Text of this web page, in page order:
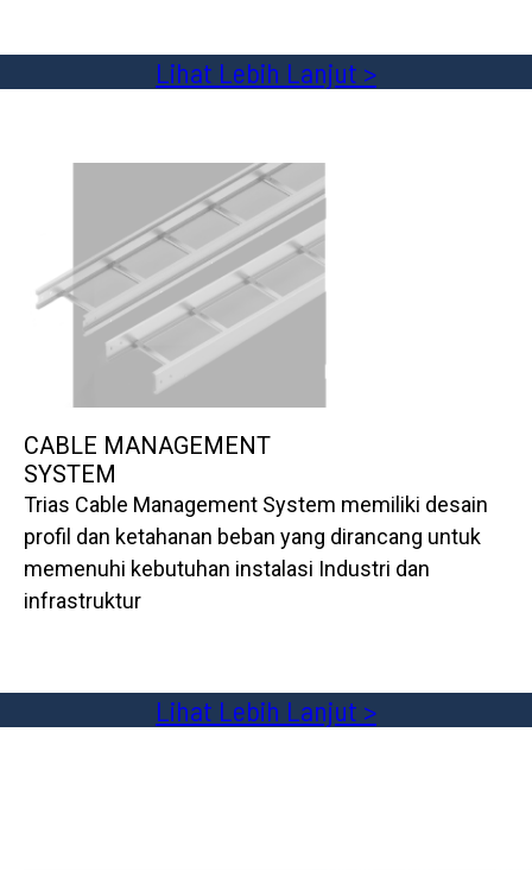
Lihat Lebih Lanjut >
CABLE MANAGEMENT
SYSTEM
Trias Cable Management System memiliki desain
profil dan ketahanan beban yang dirancang untuk
memenuhi kebutuhan instalasi Industri dan
infrastruktur
Lihat Lebih Lanjut >